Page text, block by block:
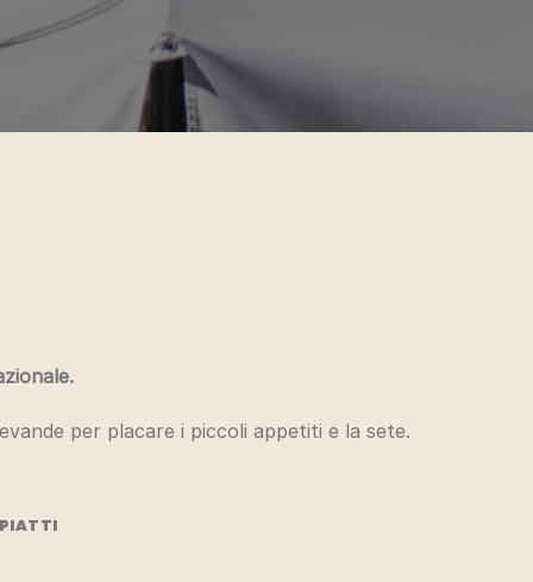
per placare i piccoli appetiti e la sete.